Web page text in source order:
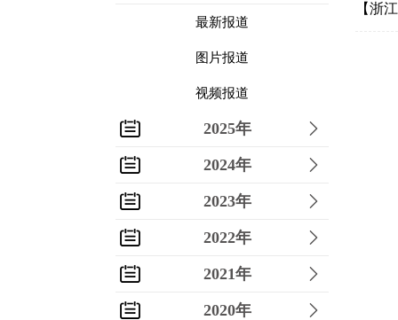
最新报道
图片报道
视频报道
2025年
2024年
2023年
2022年
2021年
2020年
【浙